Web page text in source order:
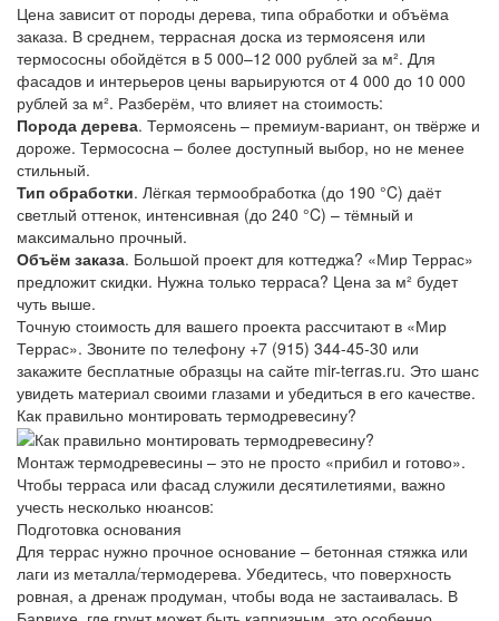
Цена зависит от породы дерева, типа обработки и объёма
заказа. В среднем, террасная доска из термоясеня или
термососны обойдётся в 5 000–12 000 рублей за м². Для
фасадов и интерьеров цены варьируются от 4 000 до 10 000
рублей за м². Разберём, что влияет на стоимость:
Порода дерева. Термоясень – премиум-вариант, он твёрже и
дороже. Термососна – более доступный выбор, но не менее
стильный.
Тип обработки. Лёгкая термообработка (до 190 °C) даёт
светлый оттенок, интенсивная (до 240 °C) – тёмный и
максимально прочный.
Объём заказа. Большой проект для коттеджа? «Мир Террас»
предложит скидки. Нужна только терраса? Цена за м² будет
чуть выше.
Точную стоимость для вашего проекта рассчитают в «Мир
Террас». Звоните по телефону +7 (915) 344-45-30 или
закажите бесплатные образцы на сайте mir-terras.ru. Это шанс
увидеть материал своими глазами и убедиться в его качестве.
Как правильно монтировать термодревесину?
Монтаж термодревесины – это не просто «прибил и готово».
Чтобы терраса или фасад служили десятилетиями, важно
учесть несколько нюансов:
Подготовка основания
Для террас нужно прочное основание – бетонная стяжка или
лаги из металла/термодерева. Убедитесь, что поверхность
ровная, а дренаж продуман, чтобы вода не застаивалась. В